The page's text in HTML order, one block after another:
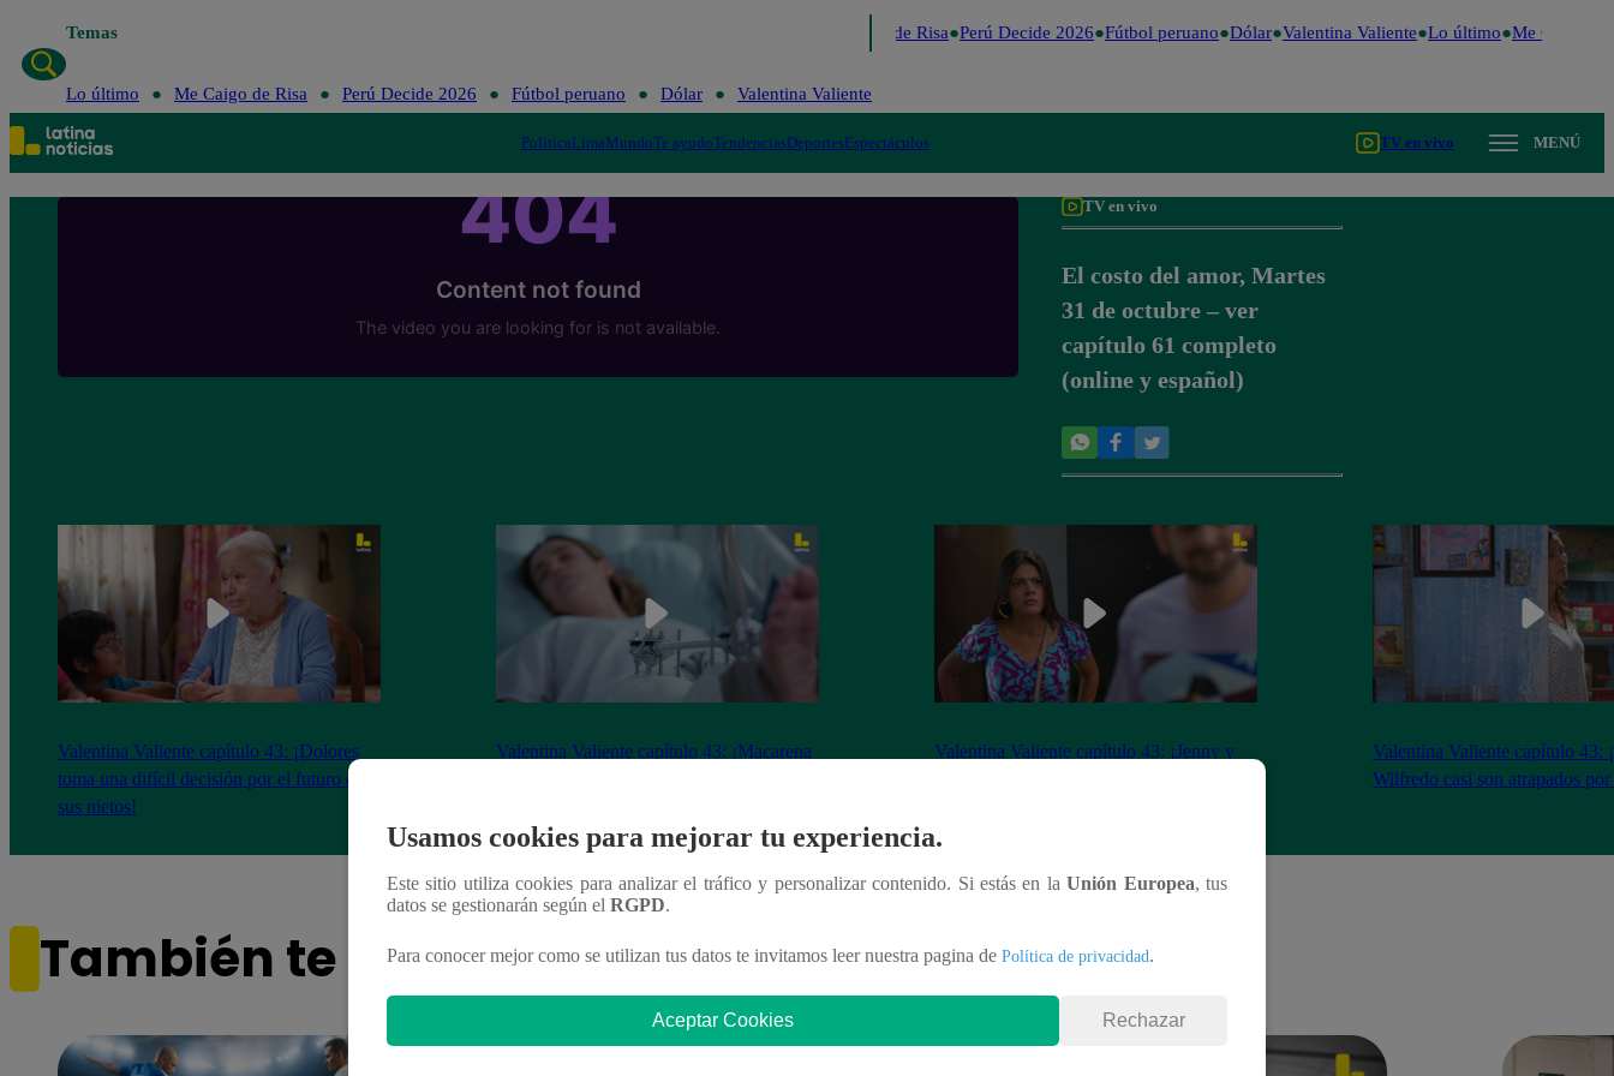
Temas Me Caigo de Risa Perú Decide 2026 Fútbol peruano Dólar Valentina Valiente Lo último Me Caigo de
Lo último Me Caigo de Risa Perú Decide 2026 Fútbol peruano Dólar Valentina Valiente
PolíticaLimaMundoTe ayudoTendenciasDeportesEspectáculos TV en vivo MENÚ
TV en vivo
El costo del amor, Martes
31 de octubre – ver
capítulo 61 completo
(online y español)
Valentina Valiente capítulo 43: ¡Dolores
toma una difícil decisión por el futuro de
sus nietos!
Valentina Valiente capítulo 43: ¡Macarena
Valentina Valiente capítulo 43: ¡Jenny y
Valentina Valiente capítulo 43:
Wilfredo casi son atrapados
También te puede interesar
Usamos cookies para mejorar tu experiencia.
Este sitio utiliza cookies para analizar el tráfico y personalizar contenido. Si estás en laUnión Europea, tus
datos se gestionarán según el RGPD.
Para conocer mejor como se utilizan tus datos te invitamos leer nuestra pagina de Política de privacidad.
Aceptar Cookies Rechazar